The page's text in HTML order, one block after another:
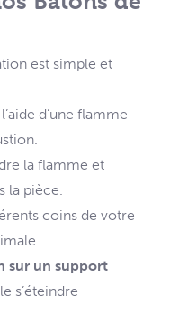
est simple et
d’une flamme
la flamme et
la pièce.
coins de votre
sur un support
s’éteindre